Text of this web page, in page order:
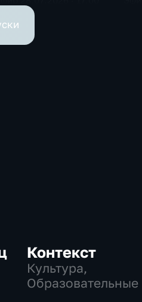
Контекст
Культура,
Образовательные